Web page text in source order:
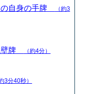
の自身の手牌
（約3
壁牌 （約4分）
3分40秒）